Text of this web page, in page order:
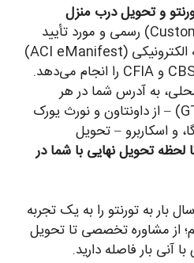
کارگزار گمرکی (Customs Broker) رسمی و مورد تأیید
آنی بار در تورنتو، اظهارنامه الکترونیکی (ACI eManifest)
را ثبت و کلیه تشریفات CBSA و CFIA را انجام می‌دهد.
به آدرس شما در هر
نقطه‌ای از تورنتو بزرگ (GTA) – از داونتاون و نورث یورک
و اسکاربرو – تحویل
لحظه تحویل نهایی با شما در
بار به تورنتو را به یک تجربه
از مشاوره تخصصی تا تحویل
بار فاصله دارید.